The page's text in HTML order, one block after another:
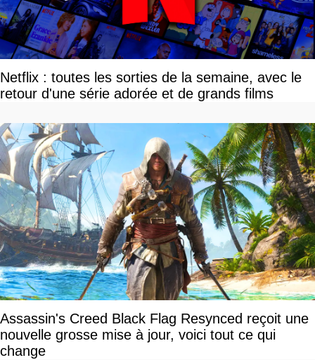
Netflix : toutes les sorties de la semaine, avec le
retour d'une série adorée et de grands films
Assassin's Creed Black Flag Resynced reçoit une
nouvelle grosse mise à jour, voici tout ce qui
change